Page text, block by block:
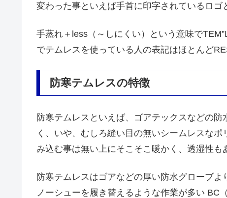
変わった事といえば手首に印字されているロゴ
手蒸れ＋less（～しにくい）という意味で
でテムレスを使っている人の表記はほとんど
防寒テムレスの特徴
防寒テムレスといえば、ゴアテックスなどの
く、いや、むしろ縫い目の無いシームレスな
み込む事は無い上にそこそこ暖かく、透湿性も
防寒テムレスはゴアなどの厚い防水グローブ
ノーシューを履き替えるような作業が多い